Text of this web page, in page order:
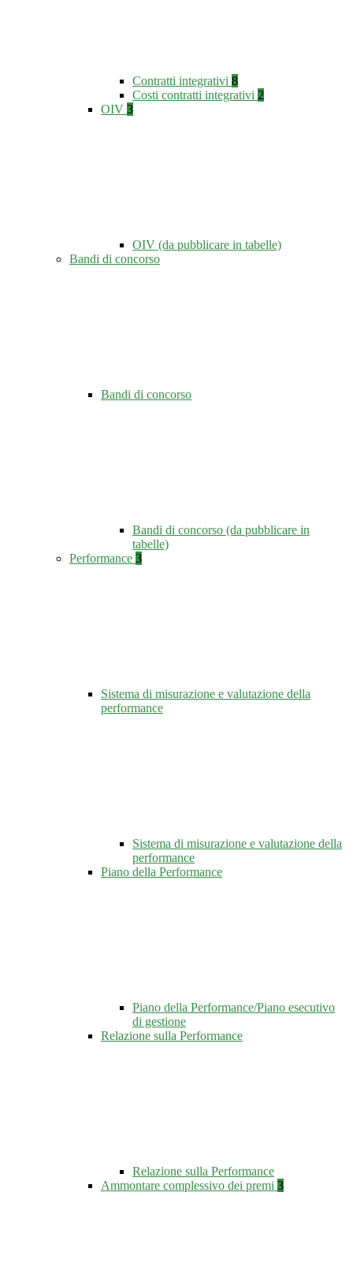
Contratti integrativi 8
Costi contratti integrativi 2
OIV 3
OIV (da pubblicare in tabelle)
Bandi di concorso
Bandi di concorso
Bandi di concorso (da pubblicare in
tabelle)
Performance 3
Sistema di misurazione e valutazione della
performance
Sistema di misurazione e valutazione della
performance
Piano della Performance
Piano della Performance/Piano esecutivo
di gestione
Relazione sulla Performance
Relazione sulla Performance
Ammontare complessivo dei premi 3